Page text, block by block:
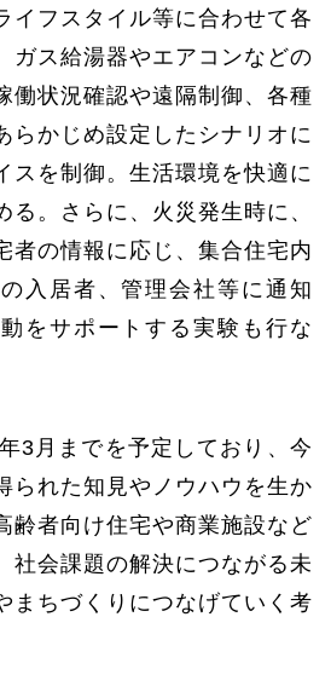
イフスタイル等に合わせて各
ガス給湯器やエアコンなどの
働状況確認や遠隔制御、各種
らかじめ設定したシナリオに
スを制御。生活環境を快適に
る。さらに、火災発生時に、
者の情報に応じ、集合住宅内
入居者、管理会社等に通知
をサポートする実験も行な
3月までを予定しており、今
られた知見やノウハウを生か
齢者向け住宅や商業施設など
社会課題の解決につながる未
まちづくりにつなげていく考